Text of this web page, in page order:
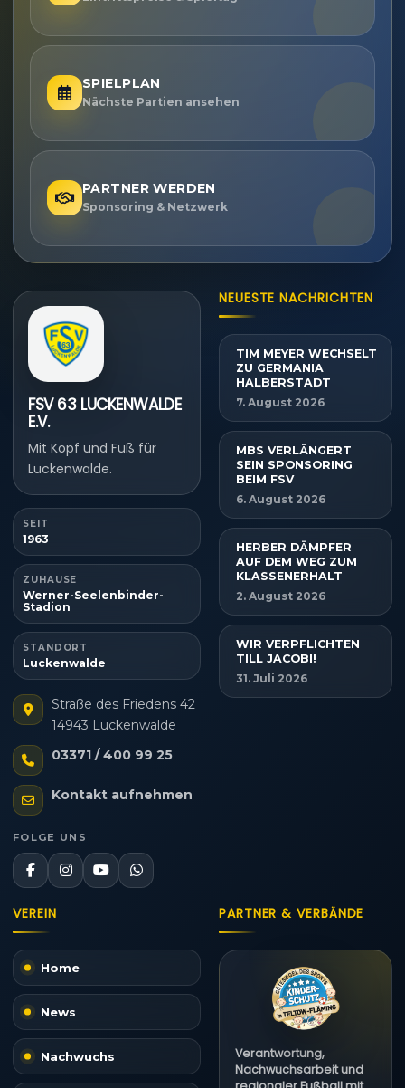
SPIELPLAN
Nächste Partien ansehen
PARTNER WERDEN
Sponsoring & Netzwerk
FSV 63 LUCKENWALDE
E.V.
Mit Kopf und Fuß für
Luckenwalde.
SEIT
1963
ZUHAUSE
Werner-Seelenbinder-
Stadion
STANDORT
Luckenwalde
Straße des Friedens 42
14943 Luckenwalde
03371 / 400 99 25
Kontakt aufnehmen
FOLGE UNS
NEUESTE NACHRICHTEN
TIM MEYER WECHSELT
ZU GERMANIA
HALBERSTADT
7. August 2026
MBS VERLÄNGERT
SEIN SPONSORING
BEIM FSV
6. August 2026
HERBER DÄMPFER
AUF DEM WEG ZUM
KLASSENERHALT
2. August 2026
WIR VERPFLICHTEN
TILL JACOBI!
31. Juli 2026
VEREIN
Home
News
Nachwuchs
PARTNER & VERBÄNDE
Verantwortung,
Nachwuchsarbeit und